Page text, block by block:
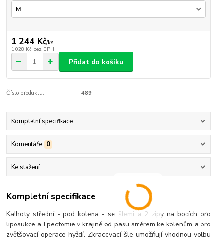
1 244 Kč/ks
1 028 Kč bez DPH
Přidat do košíku
Číslo produktu: 489
Kompletní specifikace
Komentáře 0
Ke stažení
Kompletní specifikace
Kalhoty střední - pod kolena - se šlemi a 2 zipy na bocích pro
liposukce a lipectomie v krajině od pasu směrem ke kolenům a pro
zvětšovací operace hyždí. Zkracovací šle umožňují vhodnou volbu